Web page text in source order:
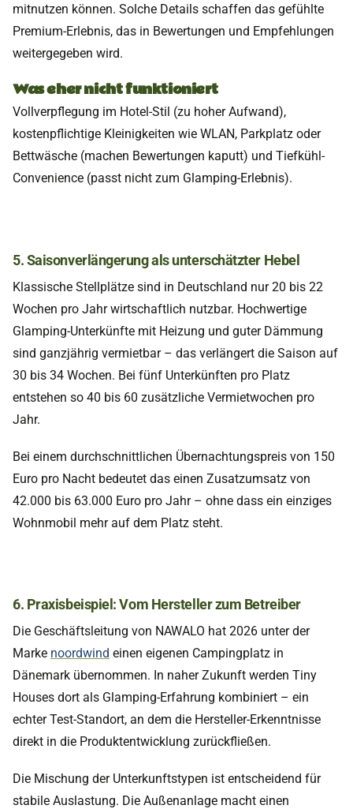
mitnutzen können. Solche Details schaffen das gefühlte
Premium-Erlebnis, das in Bewertungen und Empfehlungen
weitergegeben wird.
Was eher nicht funktioniert
Vollverpflegung im Hotel-Stil (zu hoher Aufwand),
kostenpflichtige Kleinigkeiten wie WLAN, Parkplatz oder
Bettwäsche (machen Bewertungen kaputt) und Tiefkühl-
Convenience (passt nicht zum Glamping-Erlebnis).
5. Saisonverlängerung als unterschätzter Hebel
Klassische Stellplätze sind in Deutschland nur 20 bis 22
Wochen pro Jahr wirtschaftlich nutzbar. Hochwertige
Glamping-Unterkünfte mit Heizung und guter Dämmung
sind ganzjährig vermietbar – das verlängert die Saison auf
30 bis 34 Wochen. Bei fünf Unterkünften pro Platz
entstehen so 40 bis 60 zusätzliche Vermietwochen pro
Jahr.
Bei einem durchschnittlichen Übernachtungspreis von 150
Euro pro Nacht bedeutet das einen Zusatzumsatz von
42.000 bis 63.000 Euro pro Jahr – ohne dass ein einziges
Wohnmobil mehr auf dem Platz steht.
6. Praxisbeispiel: Vom Hersteller zum Betreiber
Die Geschäftsleitung von NAWALO hat 2026 unter der
Marke noordwind einen eigenen Campingplatz in
Dänemark übernommen. In naher Zukunft werden Tiny
Houses dort als Glamping-Erfahrung kombiniert – ein
echter Test-Standort, an dem die Hersteller-Erkenntnisse
direkt in die Produktentwicklung zurückfließen.
Die Mischung der Unterkunftstypen ist entscheidend für
stabile Auslastung. Die Außenanlage macht einen